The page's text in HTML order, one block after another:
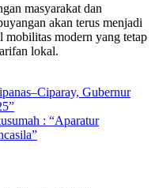
masyarakat dan
akan terus menjadi
mobilitas modern yang tetap
lokal.
Gubernur
: “Aparatur